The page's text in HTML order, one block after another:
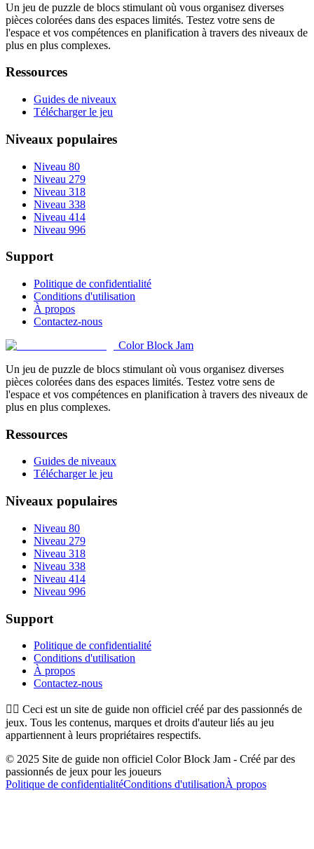
Un jeu de puzzle de blocs stimulant où vous organisez diverses
pièces colorées dans des espaces limités. Testez votre sens de
l'espace et vos compétences en planification à travers des niveaux de
plus en plus complexes.
Ressources
Guides de niveaux
Télécharger le jeu
Niveaux populaires
Niveau 80
Niveau 279
Niveau 318
Niveau 338
Niveau 414
Niveau 996
Support
Politique de confidentialité
Conditions d'utilisation
À propos
Contactez-nous
Color Block Jam
Un jeu de puzzle de blocs stimulant où vous organisez diverses
pièces colorées dans des espaces limités. Testez votre sens de
l'espace et vos compétences en planification à travers des niveaux de
plus en plus complexes.
Ressources
Guides de niveaux
Télécharger le jeu
Niveaux populaires
Niveau 80
Niveau 279
Niveau 318
Niveau 338
Niveau 414
Niveau 996
Support
Politique de confidentialité
Conditions d'utilisation
À propos
Contactez-nous
👉🏻 Ceci est un site de guide non officiel créé par des passionnés de
jeux. Tous les contenus, marques et droits d'auteur liés au jeu
appartiennent à leurs propriétaires respectifs.
© 2025 Site de guide non officiel Color Block Jam - Créé par des
passionnés de jeux pour les joueurs
Politique de confidentialitéConditions d'utilisationÀ propos